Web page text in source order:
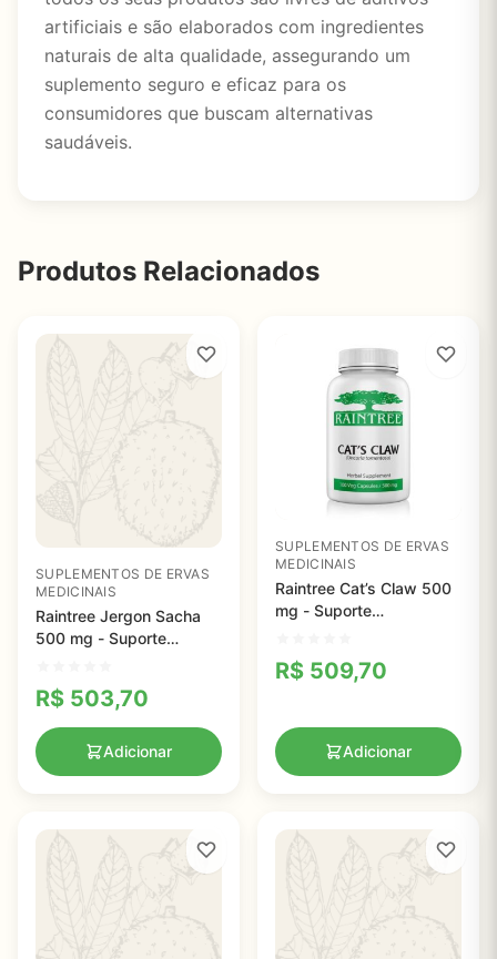
artificiais e são elaborados com ingredientes
naturais de alta qualidade, assegurando um
suplemento seguro e eficaz para os
consumidores que buscam alternativas
saudáveis.
Produtos Relacionados
SUPLEMENTOS DE ERVAS
MEDICINAIS
Raintree Jergon Sacha
500 mg - Suporte
R$ 503,70
Adicionar
SUPLEMENTOS DE ERVAS
MEDICINAIS
Raintree Cat’s Claw 500
mg - Suporte
R$ 509,70
Adicionar